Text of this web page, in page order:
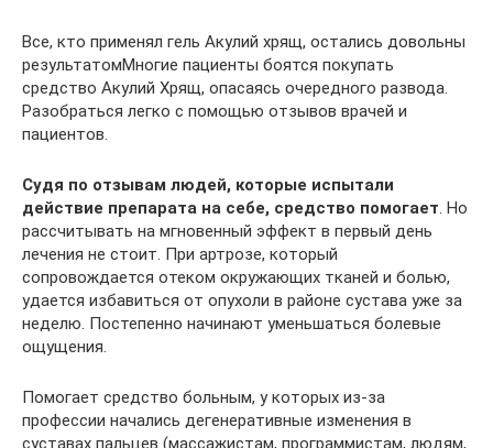
Все, кто применял гель Акулий хрящ, остались довольны
результатомМногие пациенты боятся покупать
средство Акулий Хрящ, опасаясь очередного развода.
Разобраться легко с помощью отзывов врачей и
пациентов.
Судя по отзывам людей, которые испытали
действие препарата на себе, средство помогает. Но
рассчитывать на мгновенный эффект в первый день
лечения не стоит. При артрозе, который
сопровождается отеком окружающих тканей и болью,
удается избавиться от опухоли в районе сустава уже за
неделю. Постепенно начинают уменьшаться болевые
ощущения.
Помогает средство больным, у которых из-за
профессии начались дегенеративные изменения в
суставах пальцев (массажистам, программистам, людям,